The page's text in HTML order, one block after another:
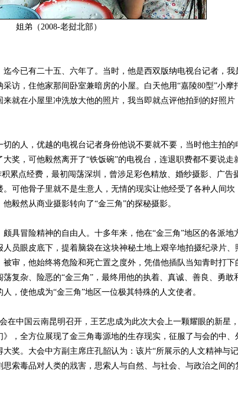
姐弟（2008-老挝北部）
已有二十五、六年了。当时，他是西双版纳电视台记者，我
访，住他家那间卧室兼暗房的小屋。白天他用“嘉陵80型”小摩
就在小屋里冲洗放大他的照片，我当即就点评他拍到的好照片
人，优越的电视台记者身份他说不要就不要，当时他主拍的
奖，可他毅然离开了“铁饭碗”的电视台，连退职费都不要说走
累点经费，最初闯荡深圳，曾涉足彩色精放、婚纱摄影、广告
可他骨子里就不是生意人，无情的现实让他经受了各种人间坎
毅然从商业摄影转向了“金三角”的探秘摄影。
冒险精神的自由人。十多年来，他在“金三角”地区的各派地
员眼皮底下，提着脑袋在这块神秘土地上艰辛地拍摄纪录片、
审，他始终将危险和死亡置之度外，凭借他插队当知青时打下
复杂、险恶的“金三角”，最终用他的执着、真诚、善良、勇敢
，使他成为“金三角”地区一位极其特殊的人文使者。
中国云南昆明召开，王艺忠成为此次大会上一颗耀眼的新星，
，全方位展现了金三角毒源地的生存现实，征服了与会的中、
奖。大会中方副主席庄孔韶认为：该片“所展示的人文精神与记
索毒品对人类的戕害，思索人与自然、与社会、与政治之间的